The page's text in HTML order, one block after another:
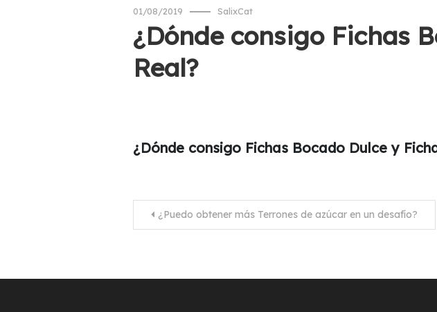
01/08/2019 SalixCat
¿Dónde consigo Fichas
Real?
¿Dónde consigo Fichas Bocado Dulce y
Navegación
de
¿Puedo obtener más Terrones de azúcar en un desafío?